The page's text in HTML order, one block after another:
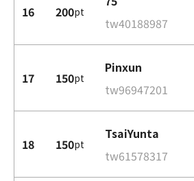
16 200pt
tw40188987
17 150pt
Pinxun
tw96947201
18 150pt
TsaiYunta
tw61578317